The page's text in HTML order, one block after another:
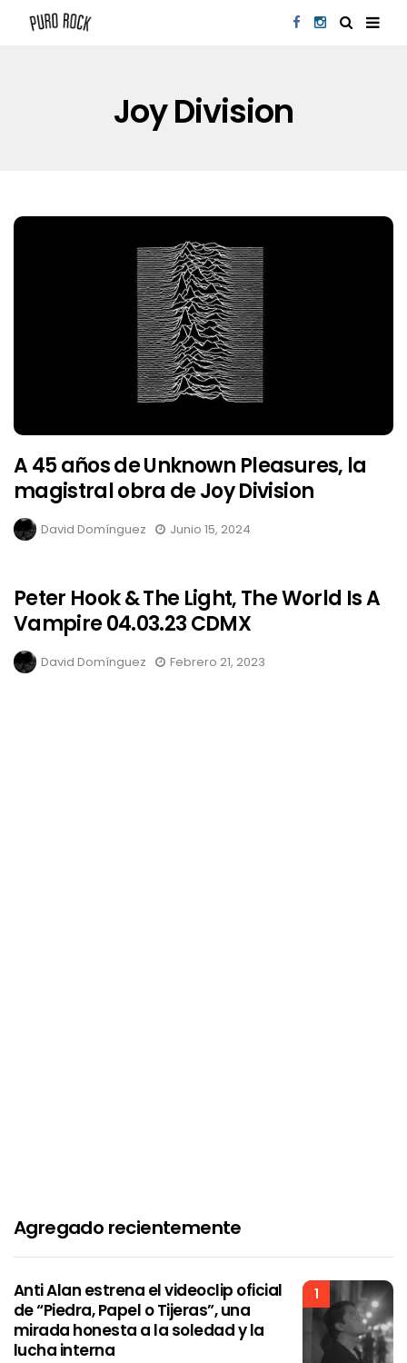
Joy Division
A 45 años de Unknown Pleasures, la
magistral obra de Joy Division
David Domínguez Junio 15, 2024
Peter Hook & The Light, The World Is A
Vampire 04.03.23 CDMX
David Domínguez Febrero 21, 2023
Agregado recientemente
1
Anti Alan estrena el videoclip oficial
de “Piedra, Papel o Tijeras”, una
mirada honesta a la soledad y la
lucha interna